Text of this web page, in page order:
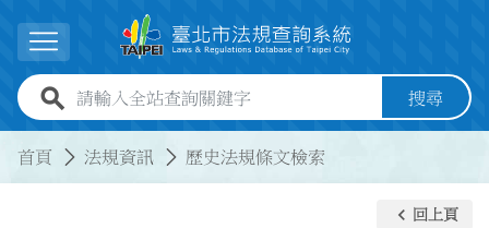
展開選單
全站查詢關鍵字欄位 搜尋
首頁 法規資訊 歷史法規條文檢索
keyboard_arrow_left 回上頁